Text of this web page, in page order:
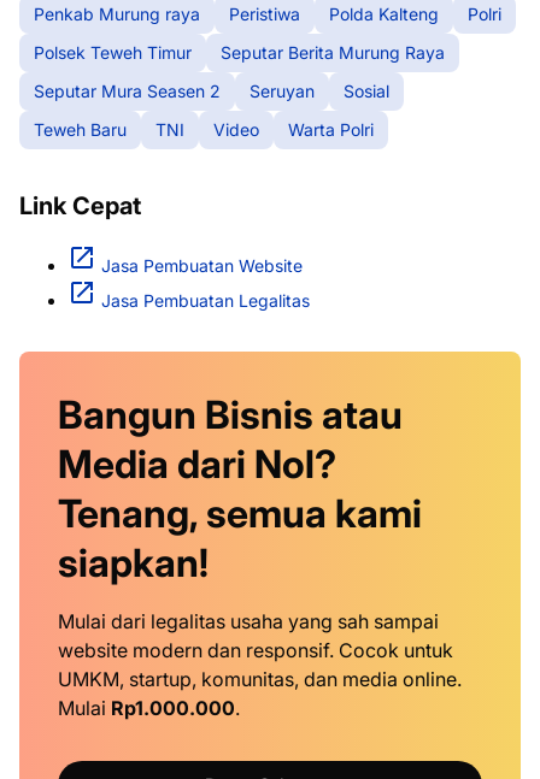
Penkab Murung raya
Peristiwa Polda Kalteng
Polri
Polsek Teweh Timur
Seputar Berita Murung Raya
Seputar Mura Seasen 2
Seruyan
Sosial
Teweh Baru
TNI Video Warta Polri
Link Cepat
Jasa Pembuatan Website
Jasa Pembuatan Legalitas
Bangun Bisnis atau
Media dari Nol?
Tenang, semua kami
siapkan!
Mulai dari legalitas usaha yang sah sampai
website modern dan responsif. Cocok untuk
UMKM, startup, komunitas, dan media online.
Mulai Rp1.000.000.